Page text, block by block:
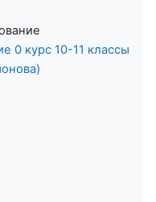
0 курс 10-11 классы